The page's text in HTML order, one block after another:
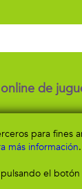
de
para
más información.
el